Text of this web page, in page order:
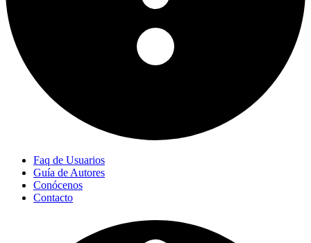
Faq de Usuarios
Guía de Autores
Conócenos
Contacto